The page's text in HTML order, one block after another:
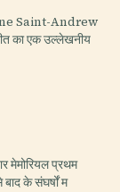
Saint-Andrew
का एक उल्लेखनीय
मेमोरियल प्रथम
बाद के संघर्षों म